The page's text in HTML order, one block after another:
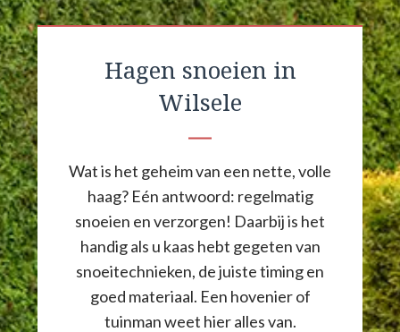
Hagen snoeien in
Wilsele
Wat is het geheim van een nette, volle
haag? Eén antwoord: regelmatig
snoeien en verzorgen! Daarbij is het
handig als u kaas hebt gegeten van
snoeitechnieken, de juiste timing en
goed materiaal. Een hovenier of
tuinman weet hier alles van.